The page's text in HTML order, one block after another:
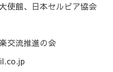
使館、日本セルビア協会
交流推進の会